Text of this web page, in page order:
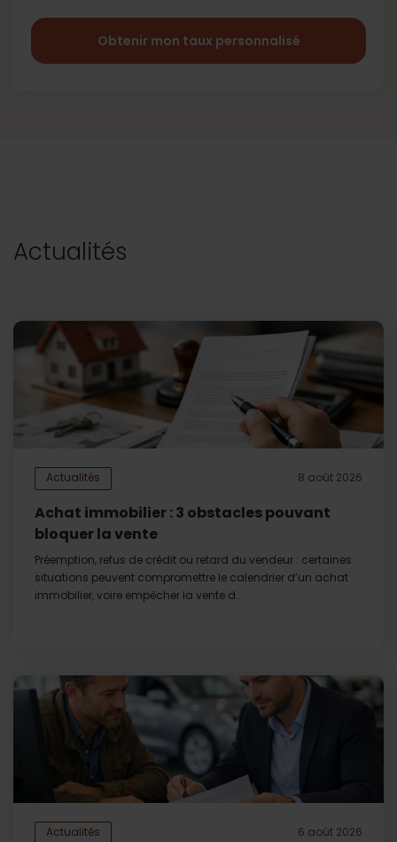
Obtenir mon taux personnalisé
Actualités
Actualités 8 août 2026
Achat immobilier : 3 obstacles pouvant
bloquer la vente
Préemption, refus de crédit ou retard du vendeur : certaines
situations peuvent compromettre le calendrier d’un achat
immobilier, voire empêcher la vente d...
Actualités 6 août 2026